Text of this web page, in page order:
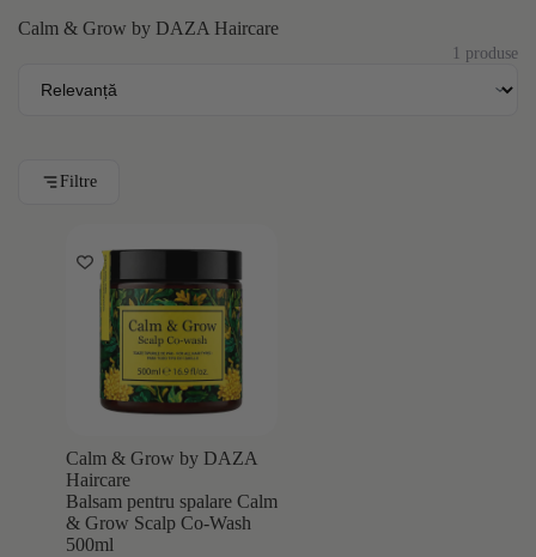
Calm & Grow by DAZA Haircare
1 produse
Filtre
Calm & Grow by DAZA
Haircare
Balsam pentru spalare Calm
& Grow Scalp Co-Wash
500ml